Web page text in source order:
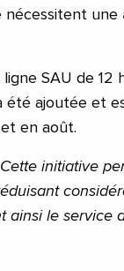
nécessitent une
SAU de 12
été ajoutée et
en août.
Cette initiative
ainsi le service